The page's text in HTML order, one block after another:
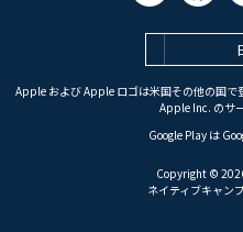
Apple および Apple ロゴは米国その他の国
Apple Inc. のサ
Google Play は
Copyright ©
ネイティブキャン